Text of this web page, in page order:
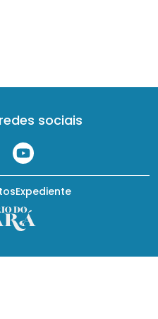
sociais
Expediente